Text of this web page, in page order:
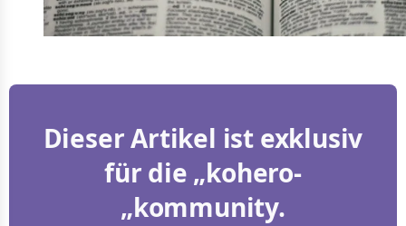
Dieser Artikel ist exklusiv
für die „kohero-
„kommunity.